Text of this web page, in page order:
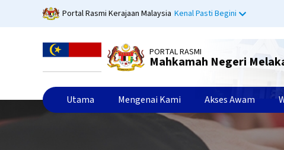
Portal Rasmi Kerajaan Malaysia Kenal Pasti Begini
PORTAL RASMI
Mahkamah Negeri
Utama Mengenai Kami Akses Awam